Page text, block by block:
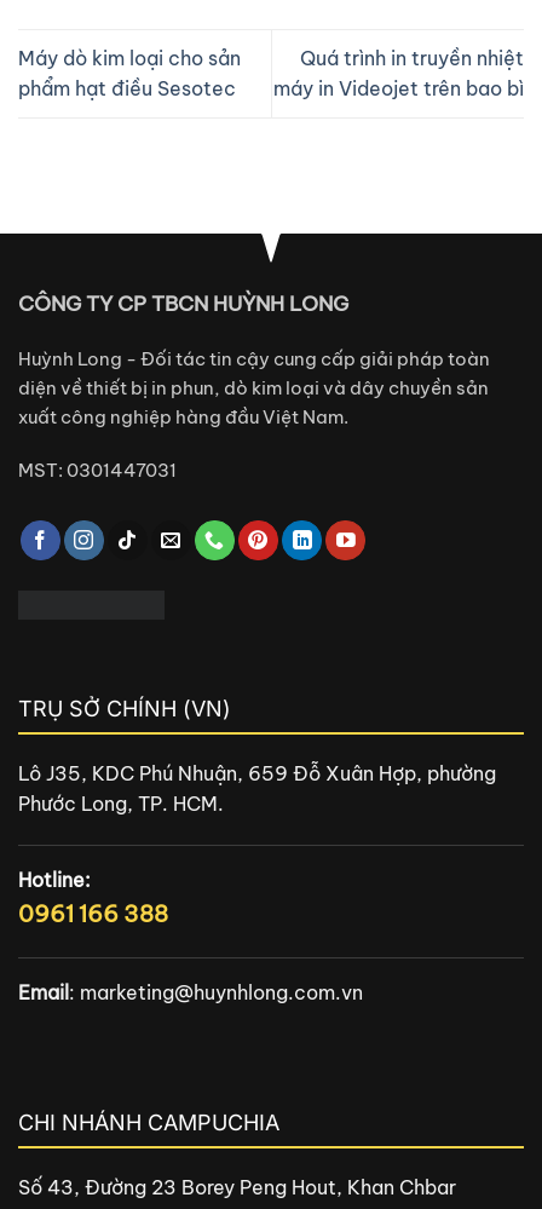
Máy dò kim loại cho sản
phẩm hạt điều Sesotec
Quá trình in truyền nhiệt
máy in Videojet trên bao bì
CÔNG TY CP TBCN HUỲNH LONG
Huỳnh Long - Đối tác tin cậy cung cấp giải pháp toàn
diện về thiết bị in phun, dò kim loại và dây chuyền sản
xuất công nghiệp hàng đầu Việt Nam.
MST: 0301447031
TRỤ SỞ CHÍNH (VN)
Lô J35, KDC Phú Nhuận, 659 Đỗ Xuân Hợp, phường
Phước Long, TP. HCM.
Hotline:
0961 166 388
Email: marketing@huynhlong.com.vn
CHI NHÁNH CAMPUCHIA
Số 43, Đường 23 Borey Peng Hout, Khan Chbar